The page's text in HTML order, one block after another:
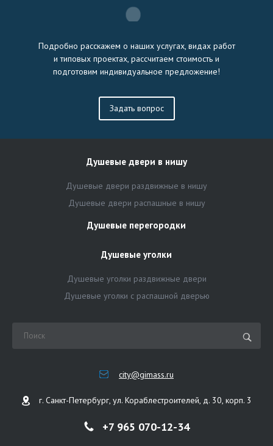
Подробно расскажем о наших услугах, видах работ
и типовых проектах, рассчитаем стоимость и
подготовим индивидуальное предложение!
Задать вопрос
Душевые двери в нишу
Душевые двери раздвижные в нишу
Душевые двери распашные в нишу
Душевые перегородки
Душевые уголки
Душевые уголки раздвижные двери
Душевые уголки с распашной дверью
city@gimass.ru
г. Санкт-Петербург, ул. Кораблестроителей, д. 30, корп. 3
+7 965 070-12-34